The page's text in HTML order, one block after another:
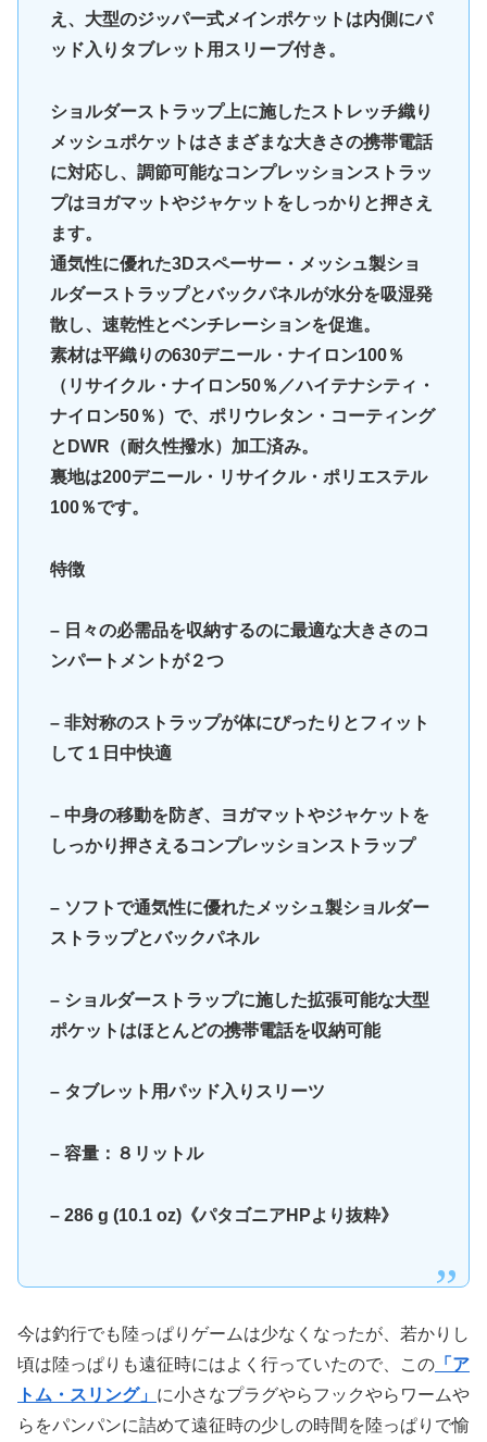
え、大型のジッパー式メインポケットは内側にパ
ッド入りタブレット用スリーブ付き。
ショルダーストラップ上に施したストレッチ織り
メッシュポケットはさまざまな大きさの携帯電話
に対応し、調節可能なコンプレッションストラッ
プはヨガマットやジャケットをしっかりと押さえ
ます。
通気性に優れた3Dスペーサー・メッシュ製ショ
ルダーストラップとバックパネルが水分を吸湿発
散し、速乾性とベンチレーションを促進。
素材は平織りの630デニール・ナイロン100％
（リサイクル・ナイロン50％／ハイテナシティ・
ナイロン50％）で、ポリウレタン・コーティング
とDWR（耐久性撥水）加工済み。
裏地は200デニール・リサイクル・ポリエステル
100％です。
特徴
– 日々の必需品を収納するのに最適な大きさのコ
ンパートメントが２つ
– 非対称のストラップが体にぴったりとフィット
して１日中快適
– 中身の移動を防ぎ、ヨガマットやジャケットを
しっかり押さえるコンプレッションストラップ
– ソフトで通気性に優れたメッシュ製ショルダー
ストラップとバックパネル
– ショルダーストラップに施した拡張可能な大型
ポケットはほとんどの携帯電話を収納可能
– タブレット用パッド入りスリーツ
– 容量：８リットル
– 286 g (10.1 oz)《パタゴニアHPより抜粋》
今は釣行でも陸っぱりゲームは少なくなったが、若かりし
頃は陸っぱりも遠征時にはよく行っていたので、この 「ア
トム・スリング」 に小さなプラグやらフックやらワームや
らをパンパンに詰めて遠征時の少しの時間を陸っぱりで愉